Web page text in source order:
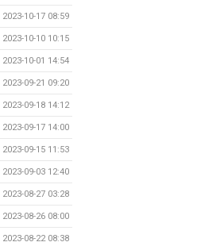
2023-10-17 08:59
2023-10-10 10:15
2023-10-01 14:54
2023-09-21 09:20
2023-09-18 14:12
2023-09-17 14:00
2023-09-15 11:53
2023-09-03 12:40
2023-08-27 03:28
2023-08-26 08:00
2023-08-22 08:38